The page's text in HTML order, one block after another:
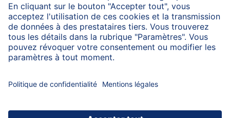
Mentions légales
A propos de HiPP
Contactez-nous